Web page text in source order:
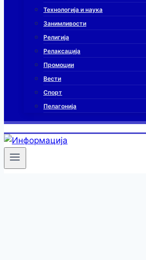
Технологија и наука
Занимливости
Религија
Релаксација
Промоции
Вести
Спорт
Пелагонија